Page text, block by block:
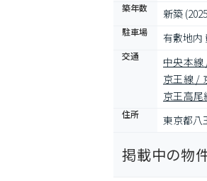
築年数 新築
駐車場 有敷地内
交通 中央本
京王線 /
京王高尾
住所 東京都八
掲載中の物